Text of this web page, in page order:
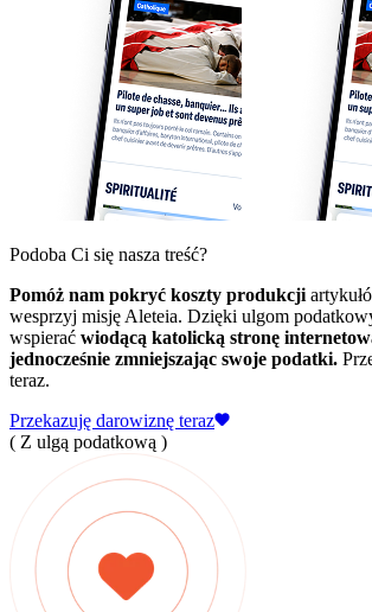
Podoba Ci się nasza treść?
Pomóż nam pokryć koszty produkcji
wesprzyj misję Aleteia. Dzięki ulgom
wspierać wiodącą katolicką stronę
jednocześnie zmniejszając swoje podatki.
teraz.
Przekazuję darowiznę teraz
( Z ulgą podatkową )